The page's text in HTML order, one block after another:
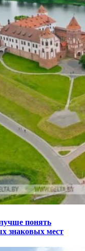
понять
знаковых мест